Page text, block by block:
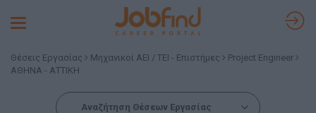
Toggle
Θέσεις Εργασίας Μηχανικοί ΑΕΙ / ΤΕΙ - Επιστήμες
Project Engineer
ΑΘΗΝΑ - ΑΤΤΙΚΗ
Αναζήτηση Θέσεων Εργασίας